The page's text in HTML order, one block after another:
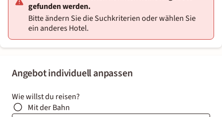
Angebot individuell anpassen
Wie willst du reisen?
Mit der Bahn
gefunden werden.
Bitte ändern Sie die Suchkriterien oder wählen Sie
ein anderes Hotel.